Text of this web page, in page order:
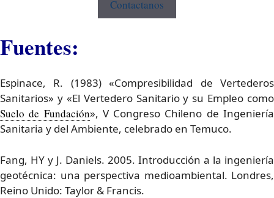
Contactanos
Fuentes:
Espinace, R. (1983) «Compresibilidad de Vertederos
Sanitarios» y «El Vertedero Sanitario y su Empleo como
Suelo de Fundación», V Congreso Chileno de Ingeniería
Sanitaria y del Ambiente, celebrado en Temuco.
Fang, HY y J. Daniels. 2005. Introducción a la ingeniería
geotécnica: una perspectiva medioambiental. Londres,
Reino Unido: Taylor & Francis.